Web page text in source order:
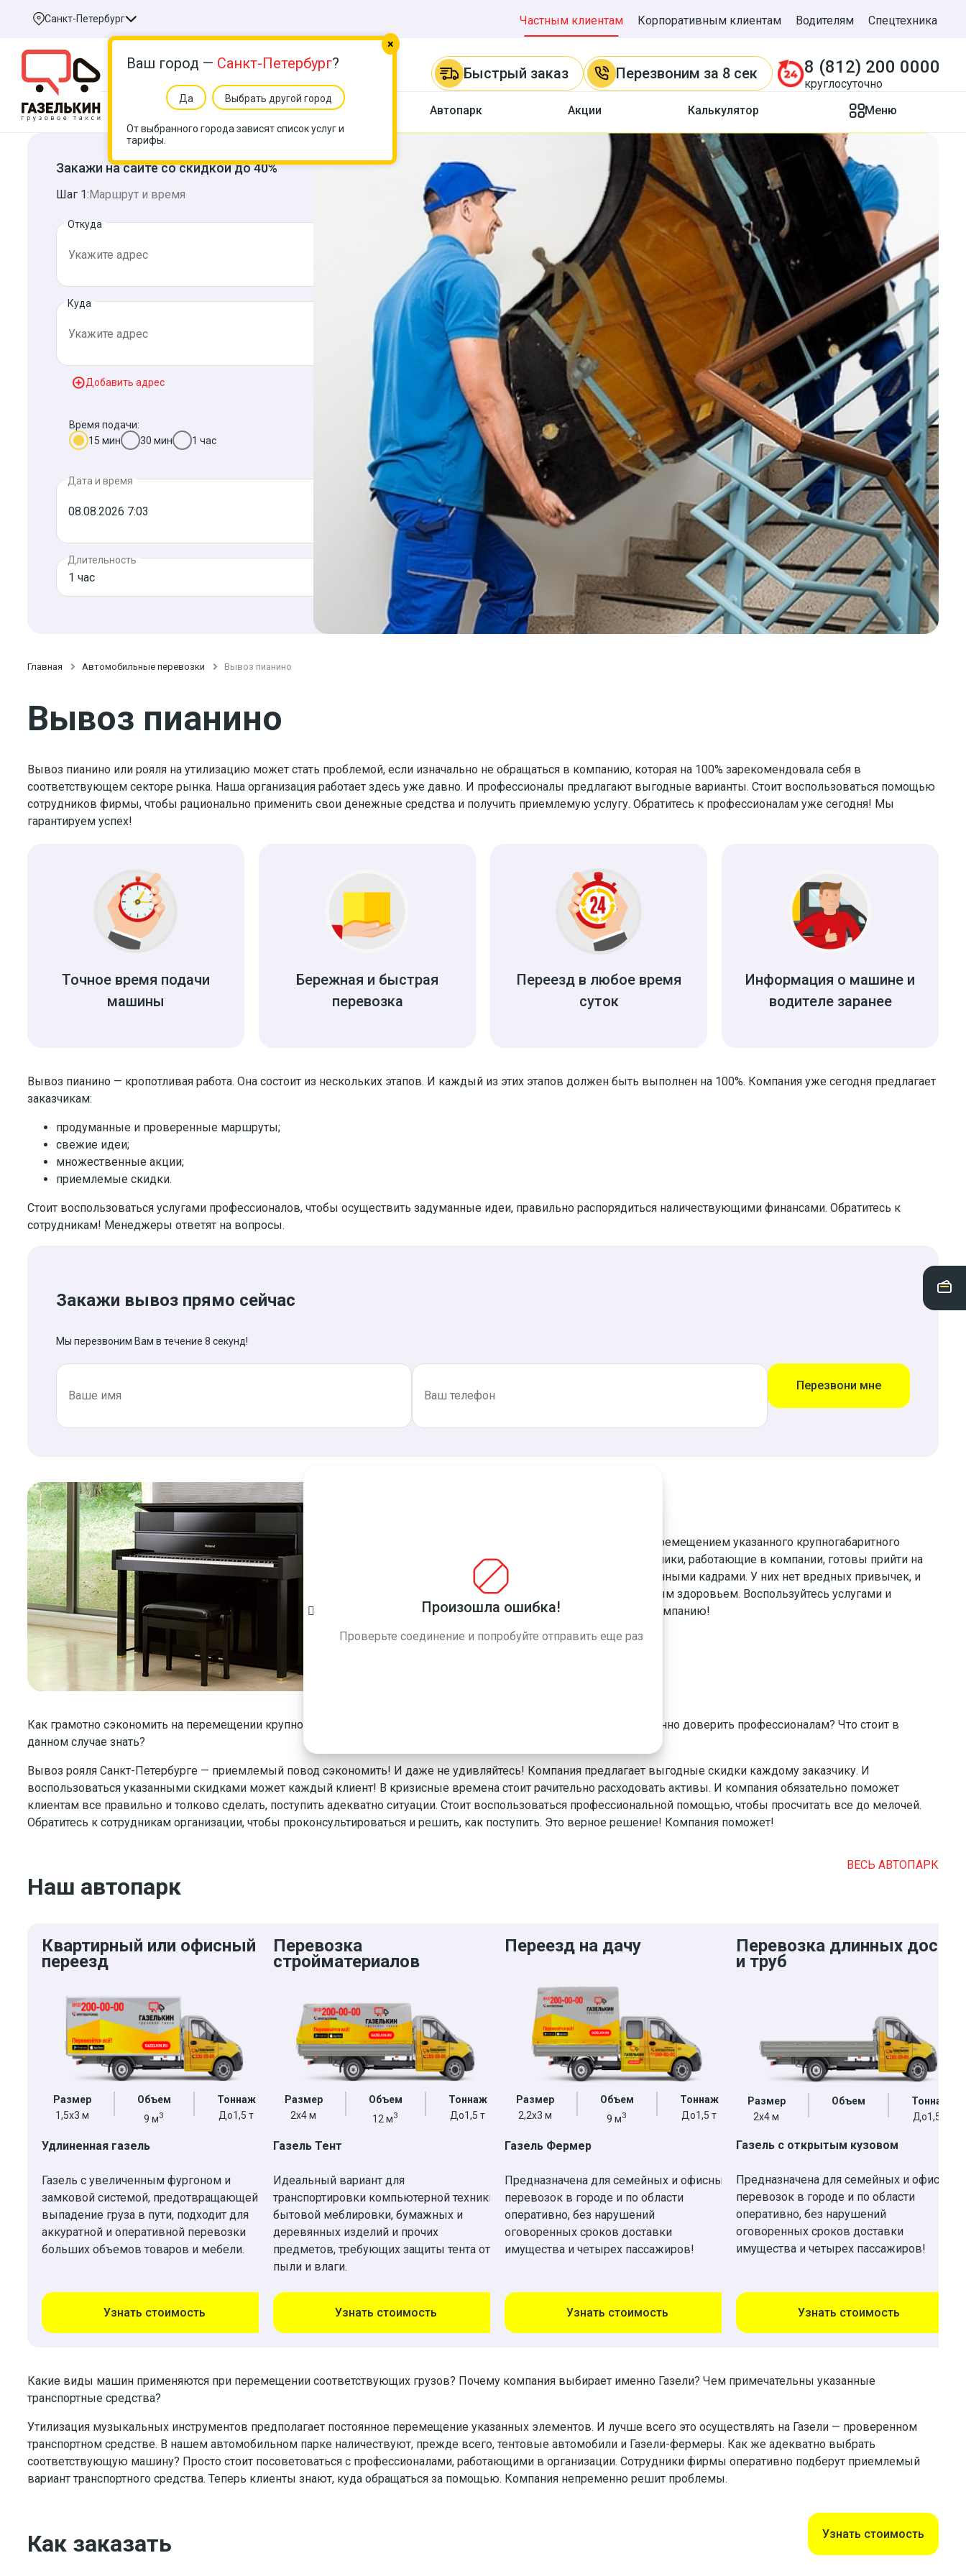
×
Ваш город — Санкт-Петербург?
Да Выбрать другой город
От выбранного города зависят список услуг и
тарифы.
Санкт-Петербург Частным клиентам Корпоративным клиентам Водителям Спецтехника
Быстрый заказ Перезвоним за 8 сек 8 (812) 200 0000
круглосуточно
Услуги
Цены Автопарк Акции Калькулятор Меню
Закажи на сайте со скидкой до 40%
Шаг 1:Маршрут и время
Откуда
Куда
Добавить адрес
Время подачи:
15 мин
30 мин 1 час
Дата и время
Длительность
1 час
Главная  Автомобильные перевозки  Вывоз пианино
Вывоз пианино
Вывоз пианино или рояля на утилизацию может стать проблемой, если изначально не обращаться в компанию, которая на 100% зарекомендовала себя в
соответствующем секторе рынка. Наша организация работает здесь уже давно. И профессионалы предлагают выгодные варианты. Стоит воспользоваться помощью
сотрудников фирмы, чтобы рационально применить свои денежные средства и получить приемлемую услугу. Обратитесь к профессионалам уже сегодня! Мы
гарантируем успех!
Точное время подачи
машины
Бережная и быстрая
перевозка
Переезд в любое время
суток
Информация о машине и
водителе заранее
Вывоз пианино — кропотливая работа. Она состоит из нескольких этапов. И каждый из этих этапов должен быть выполнен на 100%. Компания уже сегодня предлагает
заказчикам:
продуманные и проверенные маршруты;
свежие идеи;
множественные акции;
приемлемые скидки.
Стоит воспользоваться услугами профессионалов, чтобы осуществить задуманные идеи, правильно распорядиться наличествующими финансами. Обратитесь к
сотрудникам! Менеджеры ответят на вопросы.
Закажи вывоз прямо сейчас
Мы перезвоним Вам в течение 8 секунд!
Перезвони мне
Вывоз пианино на утилизацию сопряжен с постоянным перемещением указанного крупногабаритного
элемента. Здесь необходима грубая мускульная сила. Грузчики, работающие в компании, готовы прийти на
помощь. Указанные сотрудники являются квалифицированными кадрами. У них нет вредных привычек, и
указанные профессионалы могут похвастаться приемлемым здоровьем. Воспользуйтесь услугами и
помощью профессионалов! Обращайтесь непременно в компанию!
Как грамотно сэкономить на перемещении крупногабаритных элементов? Почему указанную работу стоит непременно доверить профессионалам? Что стоит в
данном случае знать?
Вывоз рояля Санкт-Петербурге — приемлемый повод сэкономить! И даже не удивляйтесь! Компания предлагает выгодные скидки каждому заказчику. И
воспользоваться указанными скидками может каждый клиент! В кризисные времена стоит рачительно расходовать активы. И компания обязательно поможет
клиентам все правильно и толково сделать, поступить адекватно ситуации. Стоит воспользоваться профессиональной помощью, чтобы просчитать все до мелочей.
Обратитесь к сотрудникам организации, чтобы проконсультироваться и решить, как поступить. Это верное решение! Компания поможет!
Наш автопарк
ВЕСЬ АВТОПАРК
Квартирный или офисный
переезд
Размер
1,5х3 м
Объем
9 м3
Тоннаж
До1,5 т
Удлиненная газель
Газель с увеличенным фургоном и
замковой системой, предотвращающей
выпадение груза в пути, подходит для
аккуратной и оперативной перевозки
больших объемов товаров и мебели.
Узнать стоимость
Перевозка
стройматериалов
Размер
2х4 м
Объем
12 м3
Тоннаж
До1,5 т
Газель Тент
Идеальный вариант для
транспортировки компьютерной техники,
бытовой меблировки, бумажных и
деревянных изделий и прочих
предметов, требующих защиты тента от
пыли и влаги.
Узнать стоимость
Переезд на дачу
Размер
2,2х3 м
Объем
9 м3
Тоннаж
До1,5 т
Газель Фермер
Предназначена для семейных и офисных
перевозок в городе и по области
оперативно, без нарушений
оговоренных сроков доставки
имущества и четырех пассажиров!
Узнать стоимость
Перевозка длинных досок
и труб
Размер
2х4 м
Объем
Тоннаж
До1,5 т
Газель с открытым кузовом
Предназначена для семейных и офисных
перевозок в городе и по области
оперативно, без нарушений
оговоренных сроков доставки
имущества и четырех пассажиров!
Узнать стоимость
Какие виды машин применяются при перемещении соответствующих грузов? Почему компания выбирает именно Газели? Чем примечательны указанные
транспортные средства?
Утилизация музыкальных инструментов предполагает постоянное перемещение указанных элементов. И лучше всего это осуществлять на Газели — проверенном
транспортном средстве. В нашем автомобильном парке наличествуют, прежде всего, тентовые автомобили и Газели-фермеры. Как же адекватно выбрать
соответствующую машину? Просто стоит посоветоваться с профессионалами, работающими в организации. Сотрудники фирмы оперативно подберут приемлемый
вариант транспортного средства. Теперь клиенты знают, куда обращаться за помощью. Компания непременно решит проблемы.
Как заказать Узнать стоимость
Произошла ошибка!
Проверьте соединение и попробуйте отправить еще раз